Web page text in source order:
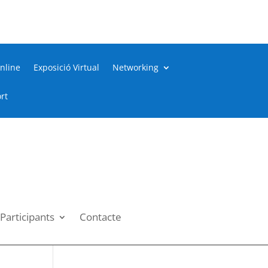
Exposició Virtual Networking
Participants Contacte